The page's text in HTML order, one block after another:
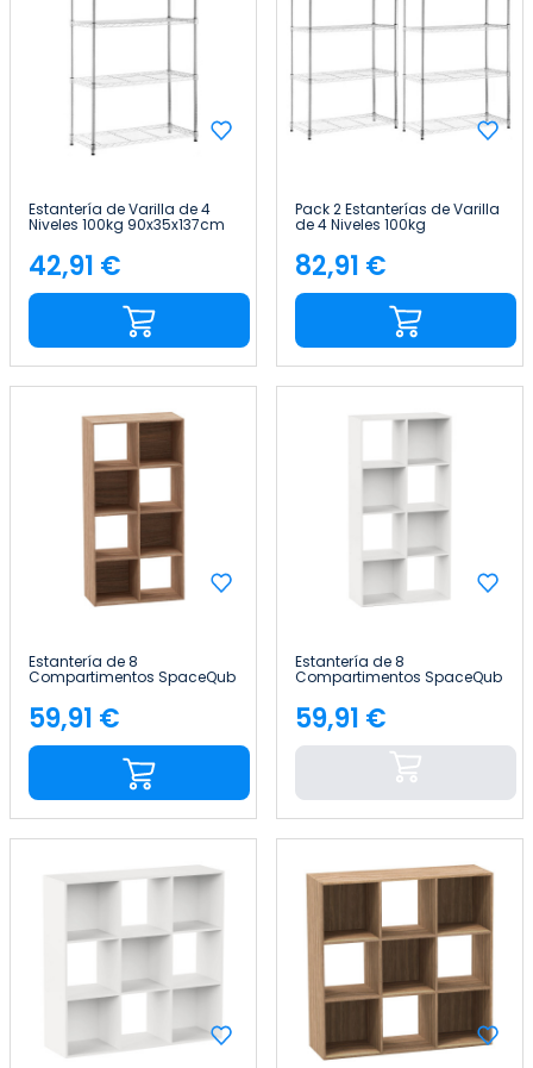
Estantería de Varilla de 4
Niveles 100kg 90x35x137cm
Thinia Home
Precio
42,91 €
Pack 2 Estanterías de Varilla
de 4 Niveles 100kg
90x35x137cm Thinia Home
Precio
82,91 €
Estantería de 8
Compartimentos SpaceQub
67.5x32x134cm 7house
Precio
59,91 €
Estantería de 8
Compartimentos SpaceQub
67.5x32x134cm 7house
Precio
59,91 €